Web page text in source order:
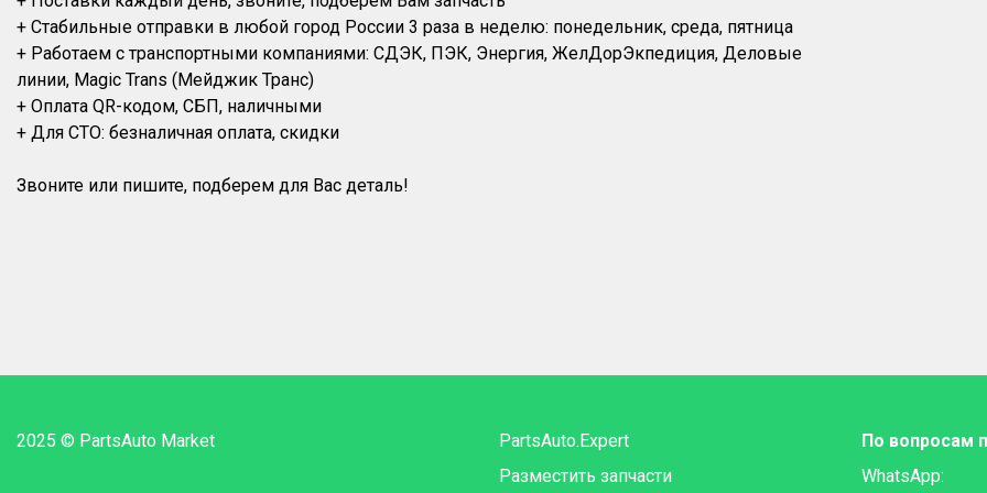
+ Стабильные отправки в любой город России 3 раза в неделю: понедельник, среда, пятница
+ Работаем с транспортными компаниями: СДЭК, ПЭК, Энергия, ЖелДорЭкпедиция, Деловые
линии, Magic Trans (Мейджик Транс)
+ Оплата QR-кодом, СБП, наличными
+ Для СТО: безналичная оплата, скидки
2025 © PartsAuto Market
PartsAuto.Expert
Разместить запчасти
По вопросам
WhatsApp: